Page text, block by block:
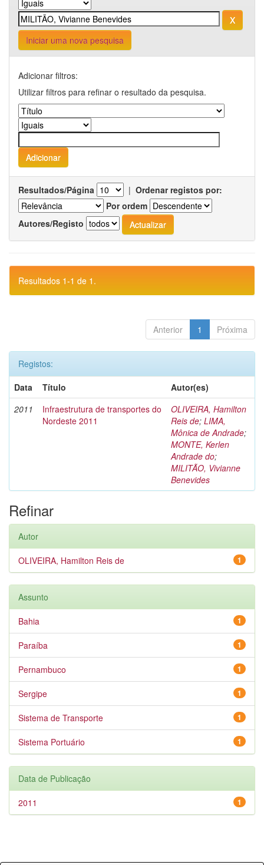
Iniciar uma nova pesquisa
Adicionar filtros:
Utilizar filtros para refinar o resultado da pesquisa.
Resultados/Página | Ordenar registos por:
Por ordem
Autores/Registo
Resultados 1-1 de 1.
Anterior 1 Próxima
Registos:
Data
Título
Autor(es)
2011
Infraestrutura de transportes do
Nordeste 2011
OLIVEIRA, Hamilton
Reis de; LIMA,
Mônica de Andrade;
MONTE, Kerlen
Andrade do;
MILITÃO, Vivianne
Benevides
Refinar
Autor
1
OLIVEIRA, Hamilton Reis de
Assunto
1
Bahia
1
Paraíba
1
Pernambuco
1
Sergipe
1
Sistema de Transporte
1
Sistema Portuário
Data de Publicação
1
2011